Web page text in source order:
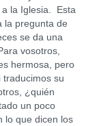
a la Iglesia. Esta
la pregunta de
se da una
vosotros,
hermosa, pero
su
¿quién
un poco
lo que dicen los